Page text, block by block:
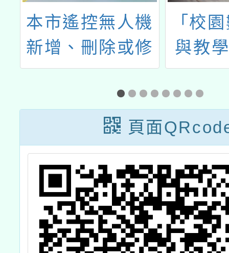
本市遙控無人機
新增、刪除或修
正禁止及限制區
「校
與教
次選
頁面